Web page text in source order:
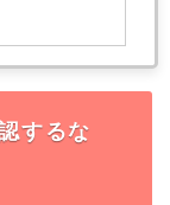
するな